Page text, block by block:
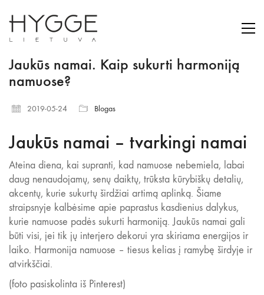
Jaukūs namai. Kaip sukurti harmoniją
namuose?
2019-05-24 Blogas
Jaukūs namai – tvarkingi namai
Ateina diena, kai supranti, kad namuose nebemiela, labai
daug nenaudojamų, senų daiktų, trūksta kūrybiškų detalių,
akcentų, kurie sukurtų širdžiai artimą aplinką. Šiame
straipsnyje kalbėsime apie paprastus kasdienius dalykus,
kurie namuose padės sukurti harmoniją. Jaukūs namai gali
būti visi, jei tik jų interjero dekorui yra skiriama energijos ir
laiko. Harmonija namuose – tiesus kelias į ramybę širdyje ir
atvirkščiai.
(foto pasiskolinta iš Pinterest)